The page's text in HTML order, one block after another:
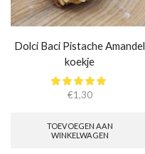
Dolci Baci Pistache Amandel
koekje
€1,30
TOEVOEGEN AAN
WINKELWAGEN